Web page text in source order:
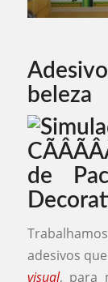
beleza
adesivos
visual, para